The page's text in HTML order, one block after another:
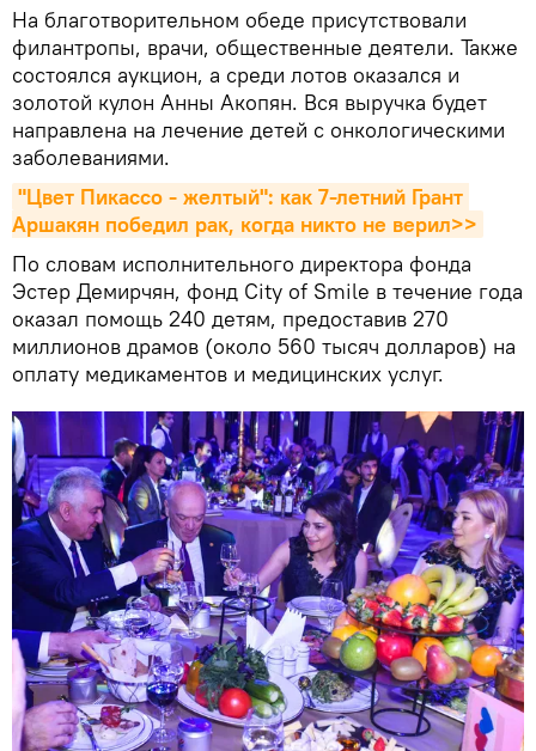
На благотворительном обеде присутствовали
филантропы, врачи, общественные деятели. Также
состоялся аукцион, а среди лотов оказался и
золотой кулон Анны Акопян. Вся выручка будет
направлена на лечение детей с онкологическими
заболеваниями.
"Цвет Пикассо - желтый": как 7-летний Грант
Аршакян победил рак, когда никто не верил>>
По словам исполнительного директора фонда
Эстер Демирчян, фонд City of Smile в течение года
оказал помощь 240 детям, предоставив 270
миллионов драмов (около 560 тысяч долларов) на
оплату медикаментов и медицинских услуг.